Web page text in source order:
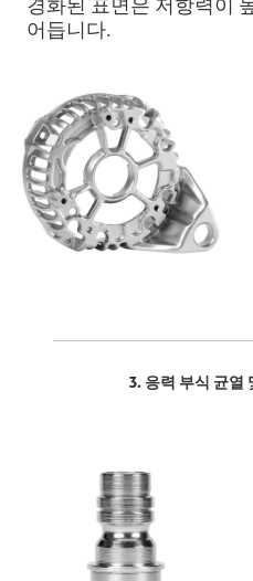
경화된 표면은 저항력이
어듭니다.
3. 응력 부식 균열